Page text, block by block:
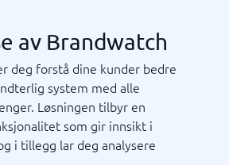
av Brandwatch
deg forstå dine kunder bedre
system med alle
Løsningen tilbyr en
som gir innsikt i
i tillegg lar deg analysere